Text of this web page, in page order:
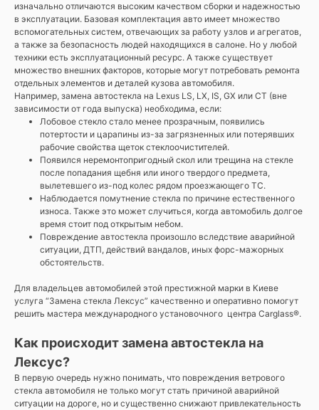
изначально отличаются высоким качеством сборки и надежностью
в эксплуатации. Базовая комплектация авто имеет множество
вспомогательных систем, отвечающих за работу узлов и агрегатов,
а также за безопасность людей находящихся в салоне. Но у любой
техники есть эксплуатационный ресурс. А также существует
множество внешних факторов, которые могут потребовать ремонта
отдельных элементов и деталей кузова автомобиля.
Например, замена автостекла на Lexus LS, LX, IS, GX или CT (вне
зависимости от года выпуска) необходима, если:
Лобовое стекло стало менее прозрачным, появились
потертости и царапины из-за загрязненных или потерявших
рабочие свойства щеток стеклоочистителей.
Появился неремонтопригодный скол или трещина на стекле
после попадания щебня или иного твердого предмета,
вылетевшего из-под колес рядом проезжающего ТС.
Наблюдается помутнение стекла по причине естественного
износа. Также это может случиться, когда автомобиль долгое
время стоит под открытым небом.
Повреждение автостекла произошло вследствие аварийной
ситуации, ДТП, действий вандалов, иных форс-мажорных
обстоятельств.
Для владельцев автомобилей этой престижной марки в Киеве
услуга “Замена стекла Лексус” качественно и оперативно помогут
решить мастера международного установочного центра Carglass®.
Как происходит замена автостекла на
Лексус?
В первую очередь нужно понимать, что повреждения ветрового
стекла автомобиля не только могут стать причиной аварийной
ситуации на дороге, но и существенно снижают привлекательность